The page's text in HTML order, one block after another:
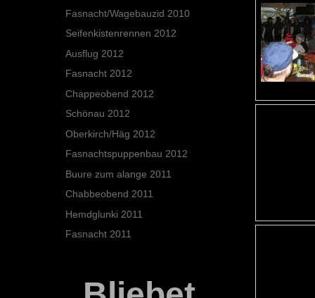
Fasnacht/Wagebauzid 2010
Seifenkistenrennen 2012
Ausflug 2012
Fasnacht 2012
Chappeobend 2012
Schönau 2012
Oberkirch/Häg 2012
Fasnachtspuppenbau 2012
Buure zum alange 2011
Chabbeobend 2011
Hemdglunki 2011
Fasnacht 2011